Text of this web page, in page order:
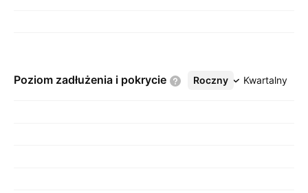
Poziom zadłużenia i pokrycie Roczny Kwartalny
Więcej